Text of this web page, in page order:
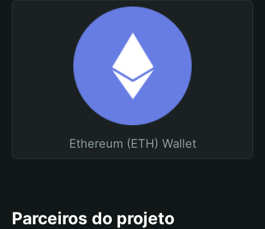
Ethereum (ETH) Wallet
Parceiros do projeto